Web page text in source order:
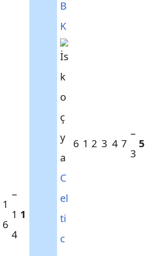
1
6
−
1
4
1
B
K
C
el
ti
c
6 1 2 3 4 7
−
3
5